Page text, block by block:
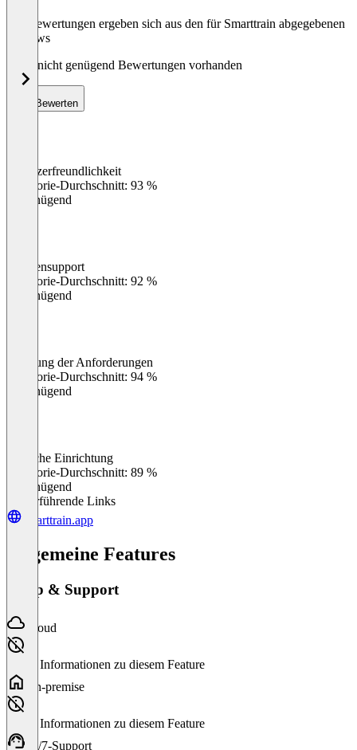
Die Bewertungen ergeben sich aus den für Smarttrain abgegebenen
Reviews
Noch nicht genügend Bewertungen vorhanden
Bewerten
Benutzerfreundlichkeit
Kategorie-Durchschnitt: 93 %
Ungenügend
Kundensupport
Kategorie-Durchschnitt: 92 %
Ungenügend
Erfüllung der Anforderungen
Kategorie-Durchschnitt: 94 %
Ungenügend
Einfache Einrichtung
Kategorie-Durchschnitt: 89 %
Ungenügend
Weiterführende Links
smarttrain.app
Allgemeine Features
Setup & Support
Cloud
Keine Informationen zu diesem Feature
On-premise
Keine Informationen zu diesem Feature
24/7-Support